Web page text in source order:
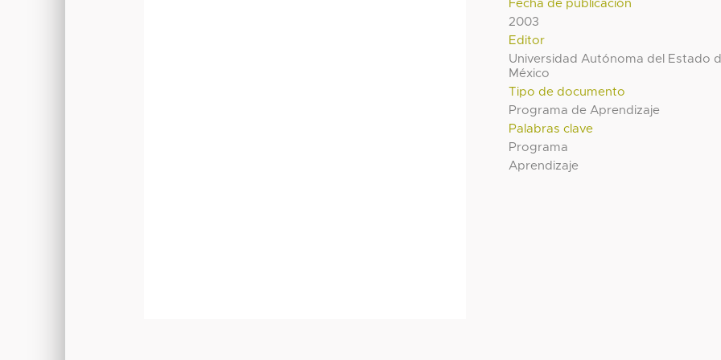
Fecha de publicación
2003
Editor
Universidad Autónoma del Estado
México
Tipo de documento
Programa de Aprendizaje
Palabras clave
Programa
Aprendizaje